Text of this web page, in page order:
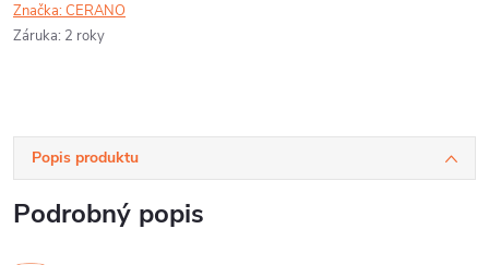
Značka:CERANO
Záruka: 2 roky
Popis produktu
Podrobný popis